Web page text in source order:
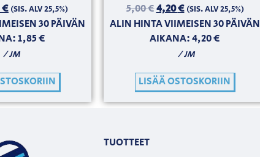
€ (SIS. ALV 25,5%)
30 PÄIVÄN
1,85€
/ JM
5,00€4,20€ (SIS. ALV 25,5%)
ALIN HINTA VIIMEISEN 30 PÄIVÄN
AIKANA:4,20€
/ JM
LISÄÄ OSTOSKORIIN
TUOTTEET